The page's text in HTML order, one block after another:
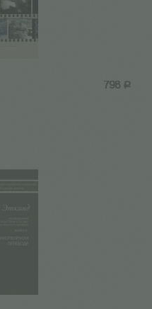
798 Р